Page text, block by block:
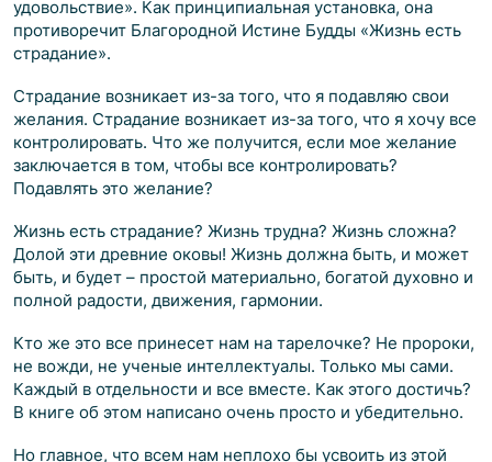
удовольствие». Как принципиальная установка, она
противоречит Благородной Истине Будды «Жизнь есть
страдание».
Страдание возникает из-за того, что я подавляю свои
желания. Страдание возникает из-за того, что я хочу все
контролировать. Что же получится, если мое желание
заключается в том, чтобы все контролировать?
Подавлять это желание?
Жизнь есть страдание? Жизнь трудна? Жизнь сложна?
Долой эти древние оковы! Жизнь должна быть, и может
быть, и будет – простой материально, богатой духовно и
полной радости, движения, гармонии.
Кто же это все принесет нам на тарелочке? Не пророки,
не вожди, не ученые интеллектуалы. Только мы сами.
Каждый в отдельности и все вместе. Как этого достичь?
В книге об этом написано очень просто и убедительно.
Но главное, что всем нам неплохо бы усвоить из этой